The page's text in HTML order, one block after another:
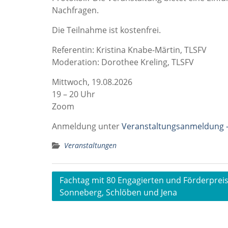
Nachfragen.
Die Teilnahme ist kostenfrei.
Referentin: Kristina Knabe-Märtin, TLSFV
Moderation: Dorothee Kreling, TLSFV
Mittwoch, 19.08.2026
19 – 20 Uhr
Zoom
Anmeldung unterVeranstaltungsanmeldung
Veranstaltungen
Beitragsnavigation
Fachtag mit 80 Engagierten und
Sonneberg, Schlöben und Jena